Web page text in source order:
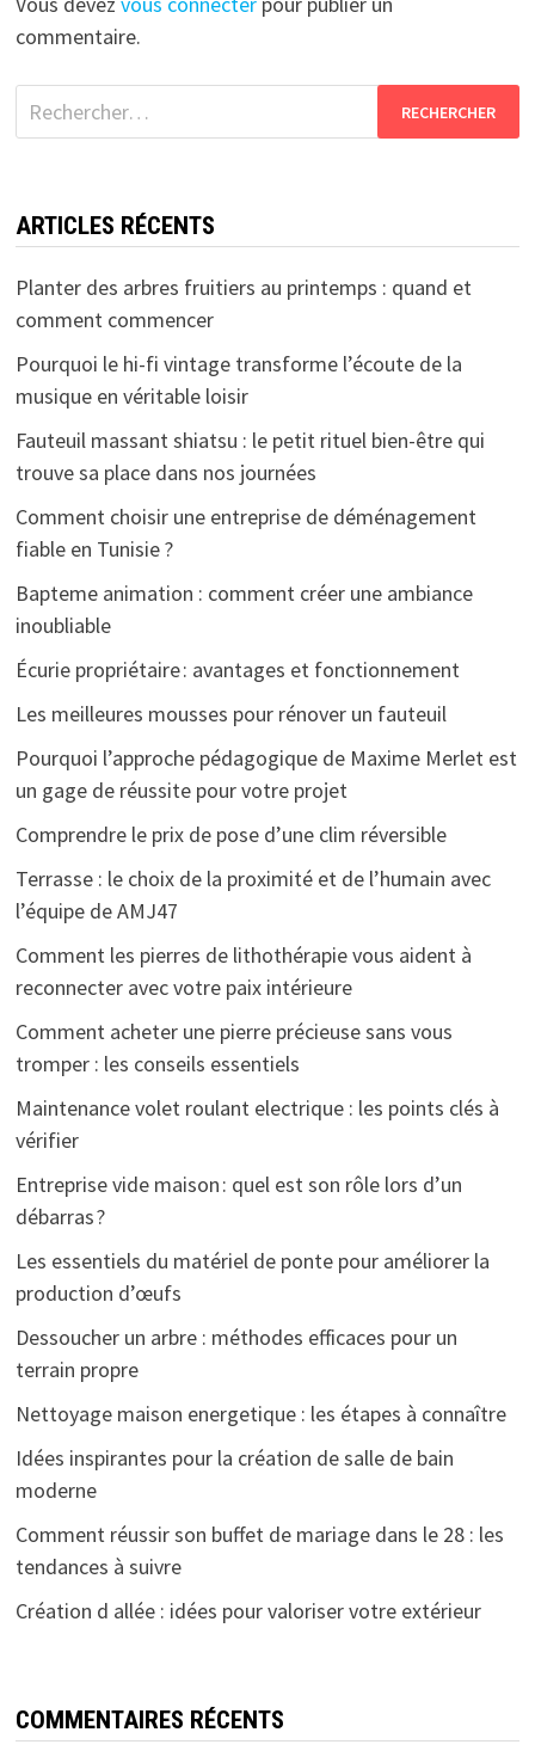
commentaire.
Rechercher :
ARTICLES RÉCENTS
Planter des arbres fruitiers au printemps : quand et
comment commencer
Pourquoi le hi-fi vintage transforme l’écoute de la
musique en véritable loisir
Fauteuil massant shiatsu : le petit rituel bien-être qui
trouve sa place dans nos journées
Comment choisir une entreprise de déménagement
fiable en Tunisie ?
Bapteme animation : comment créer une ambiance
inoubliable
Écurie propriétaire : avantages et fonctionnement
Les meilleures mousses pour rénover un fauteuil
Pourquoi l’approche pédagogique de Maxime Merlet est
un gage de réussite pour votre projet
Comprendre le prix de pose d’une clim réversible
Terrasse : le choix de la proximité et de l’humain avec
l’équipe de AMJ47
Comment les pierres de lithothérapie vous aident à
reconnecter avec votre paix intérieure
Comment acheter une pierre précieuse sans vous
tromper : les conseils essentiels
Maintenance volet roulant electrique : les points clés à
vérifier
Entreprise vide maison : quel est son rôle lors d’un
débarras ?
Les essentiels du matériel de ponte pour améliorer la
production d’œufs
Dessoucher un arbre : méthodes efficaces pour un
terrain propre
Nettoyage maison energetique : les étapes à connaître
Idées inspirantes pour la création de salle de bain
moderne
Comment réussir son buffet de mariage dans le 28 : les
tendances à suivre
Création d allée : idées pour valoriser votre extérieur
COMMENTAIRES RÉCENTS